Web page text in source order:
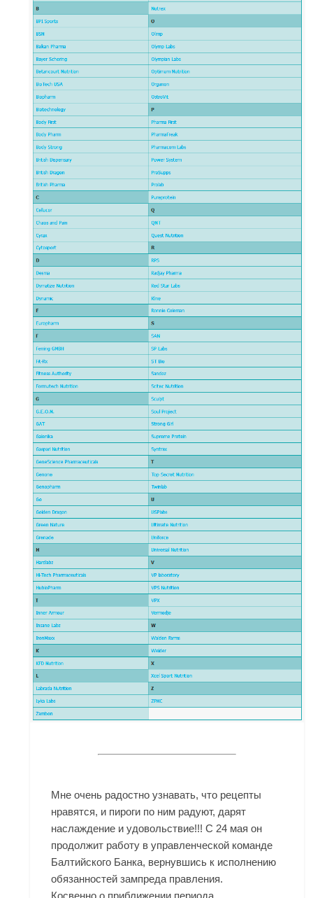
Мне очень радостно узнавать, что рецепты
нравятся, и пироги по ним радуют, дарят
наслаждение и удовольствие!!! С 24 мая он
продолжит работу в управленческой команде
Балтийского Банка, вернувшись к исполнению
обязанностей зампреда правления.
Косвенно о приближении периода